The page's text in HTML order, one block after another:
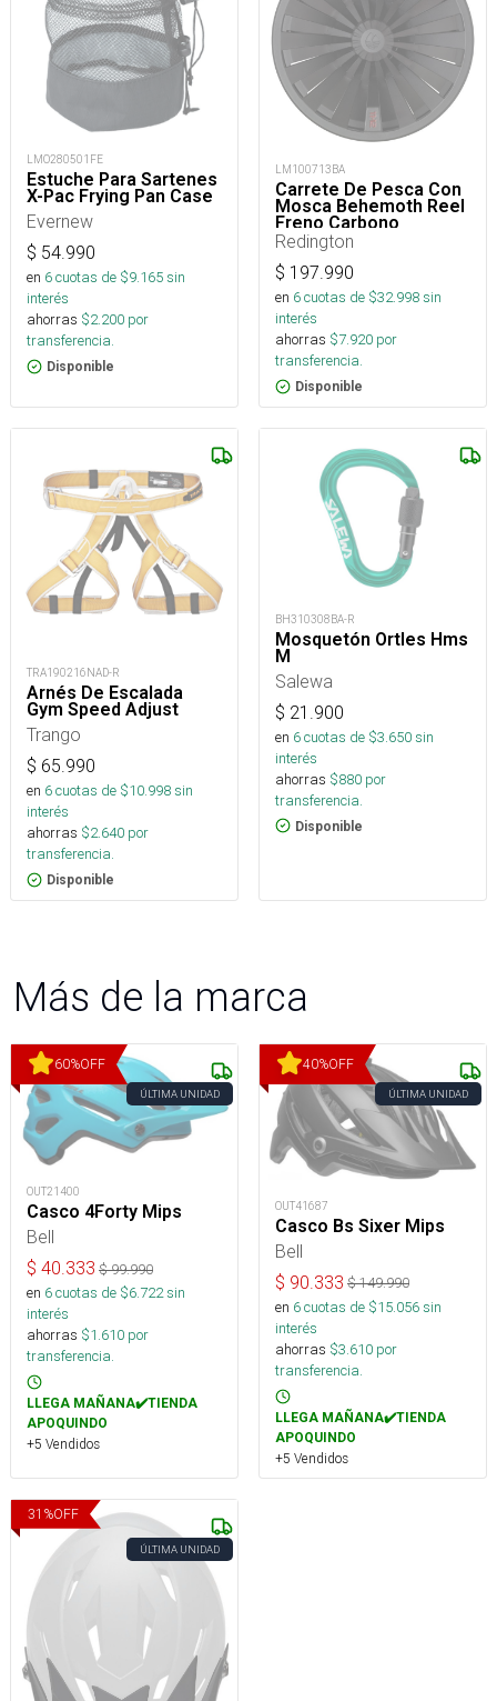
LMO280501FE
Estuche Para Sartenes
X-Pac Frying Pan Case
Evernew
$ 54.990
en 6cuotas de $9.165sin
interés
ahorras $2.200 por
transferencia.
Disponible
LM100713BA
Carrete De Pesca Con
Mosca Behemoth Reel
Freno Carbono
Redington
$ 197.990
en 6cuotas de $32.998sin
interés
ahorras $7.920 por
transferencia.
Disponible
TRA190216NAD-R
Arnés De Escalada
Gym Speed Adjust
Trango
$ 65.990
en 6cuotas de $10.998sin
interés
ahorras $2.640 por
transferencia.
Disponible
BH310308BA-R
Mosquetón Ortles Hms
M
Salewa
$ 21.900
en 6cuotas de $3.650sin
interés
ahorras $880 por
transferencia.
Disponible
Más de la marca
60%OFF
ÚLTIMA UNIDAD
OUT21400
Casco 4Forty Mips
Bell
$ 40.333 $99.990
en 6cuotas de $6.722sin
interés
ahorras $1.610 por
transferencia.
LLEGA MAÑANA✔️TIENDA
APOQUINDO
+5 Vendidos
40%OFF
ÚLTIMA UNIDAD
OUT41687
Casco Bs Sixer Mips
Bell
$ 90.333 $149.990
en 6cuotas de $15.056sin
interés
ahorras $3.610 por
transferencia.
LLEGA MAÑANA✔️TIENDA
APOQUINDO
+5 Vendidos
31 %OFF
ÚLTIMA UNIDAD